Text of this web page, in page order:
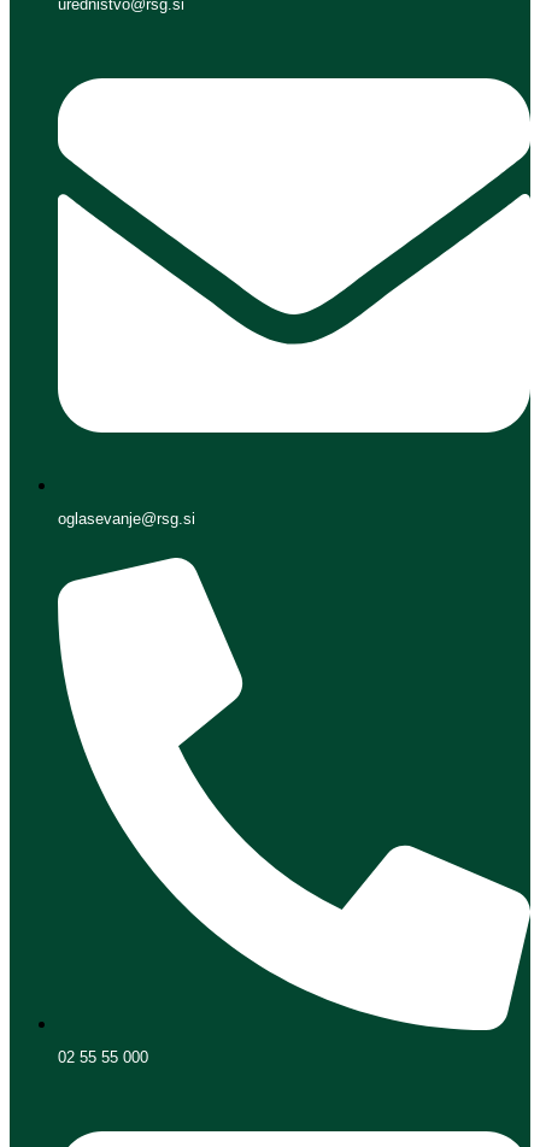
urednistvo@rsg.si
oglasevanje@rsg.si
02 55 55 000